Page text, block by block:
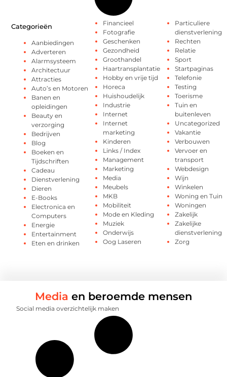
Categorieën
Aanbiedingen
Adverteren
Alarmsysteem
Architectuur
Attracties
Auto’s en Motoren
Banen en
opleidingen
Beauty en
verzorging
Bedrijven
Blog
Boeken en
Tijdschriften
Cadeau
Dienstverlening
Dieren
E-Books
Electronica en
Computers
Energie
Entertainment
Eten en drinken
Financieel
Fotografie
Geschenken
Gezondheid
Groothandel
Haartransplantatie
Hobby en vrije tijd
Horeca
Huishoudelijk
Industrie
Internet
Internet
marketing
Kinderen
Links / Index
Management
Marketing
Media
Meubels
MKB
Mobiliteit
Mode en Kleding
Muziek
Onderwijs
Oog Laseren
Particuliere
dienstverlening
Rechten
Relatie
Sport
Startpaginas
Telefonie
Testing
Toerisme
Tuin en
buitenleven
Uncategorized
Vakantie
Verbouwen
Vervoer en
transport
Webdesign
Wijn
Winkelen
Woning en Tuin
Woningen
Zakelijk
Zakelijke
dienstverlening
Zorg
Media en beroemde mensen
Social media overzichtelijk maken